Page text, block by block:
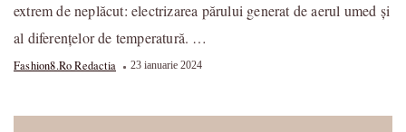
extrem de neplăcut: electrizarea părului generat de aerul umed și
al diferențelor de temperatură. …
Fashion8.ro Redactia 23 ianuarie 2024